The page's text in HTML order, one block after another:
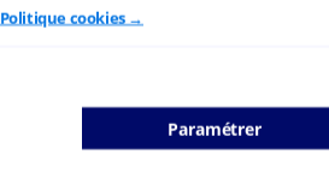
souvenirs
Praz-sur-Arly - 74120
Politique cookies →
Paramétrer